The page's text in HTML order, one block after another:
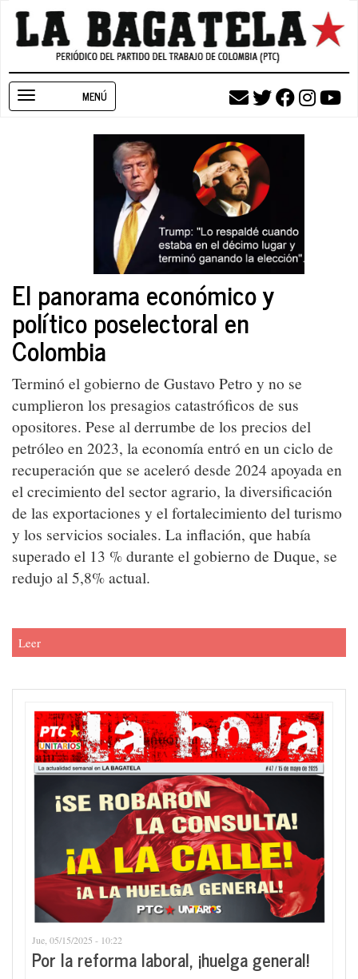
Pasar
contenido
navigation
El panorama económico y
político poselectoral en
Colombia
Terminó el gobierno de Gustavo Petro y no se
cumplieron los presagios catastróficos de sus
opositores. Pese al derrumbe de los precios del
petróleo en 2023, la economía entró en un ciclo de
recuperación que se aceleró desde 2024 apoyada en
el crecimiento del sector agrario, la diversificación
de las exportaciones y el fortalecimiento del turismo
y los servicios sociales. La inflación, que había
superado el 13 % durante el gobierno de Duque, se
redujo al 5,8% actual.
Leer
Jue, 05/15/2025 - 10:22
Por la reforma laboral, ¡huelga general!